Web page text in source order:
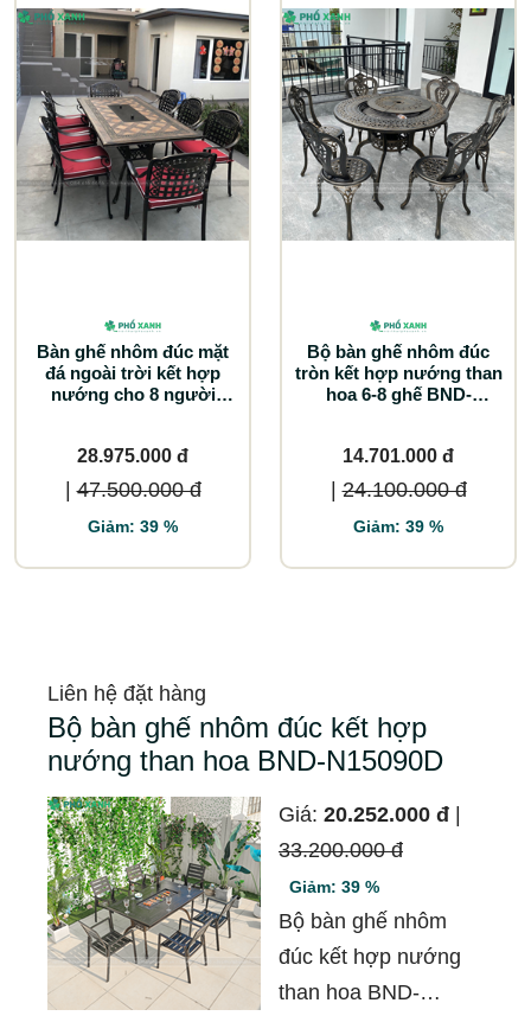
Bàn ghế nhôm đúc mặt
đá ngoài trời kết hợp
nướng cho 8 người
28.975.000 đ
47.500.000 đ
Giảm: 39 %
Bộ bàn ghế nhôm đúc
tròn kết hợp nướng than
hoa 6-8 ghế BND-
14.701.000 đ
24.100.000 đ
Giảm: 39 %
Liên hệ đặt hàng
Bộ bàn ghế nhôm đúc kết hợp
nướng than hoa BND-N15090D
Giá: 20.252.000 đ
33.200.000 đ
Giảm: 39 %
Bộ bàn ghế nhôm
đúc kết hợp nướng
than hoa BND-